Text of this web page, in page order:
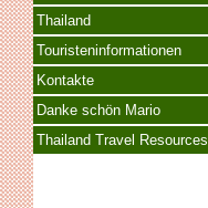
Thailand
Touristeninformationen
Kontakte
Danke schön Mario
Thailand Travel Resources